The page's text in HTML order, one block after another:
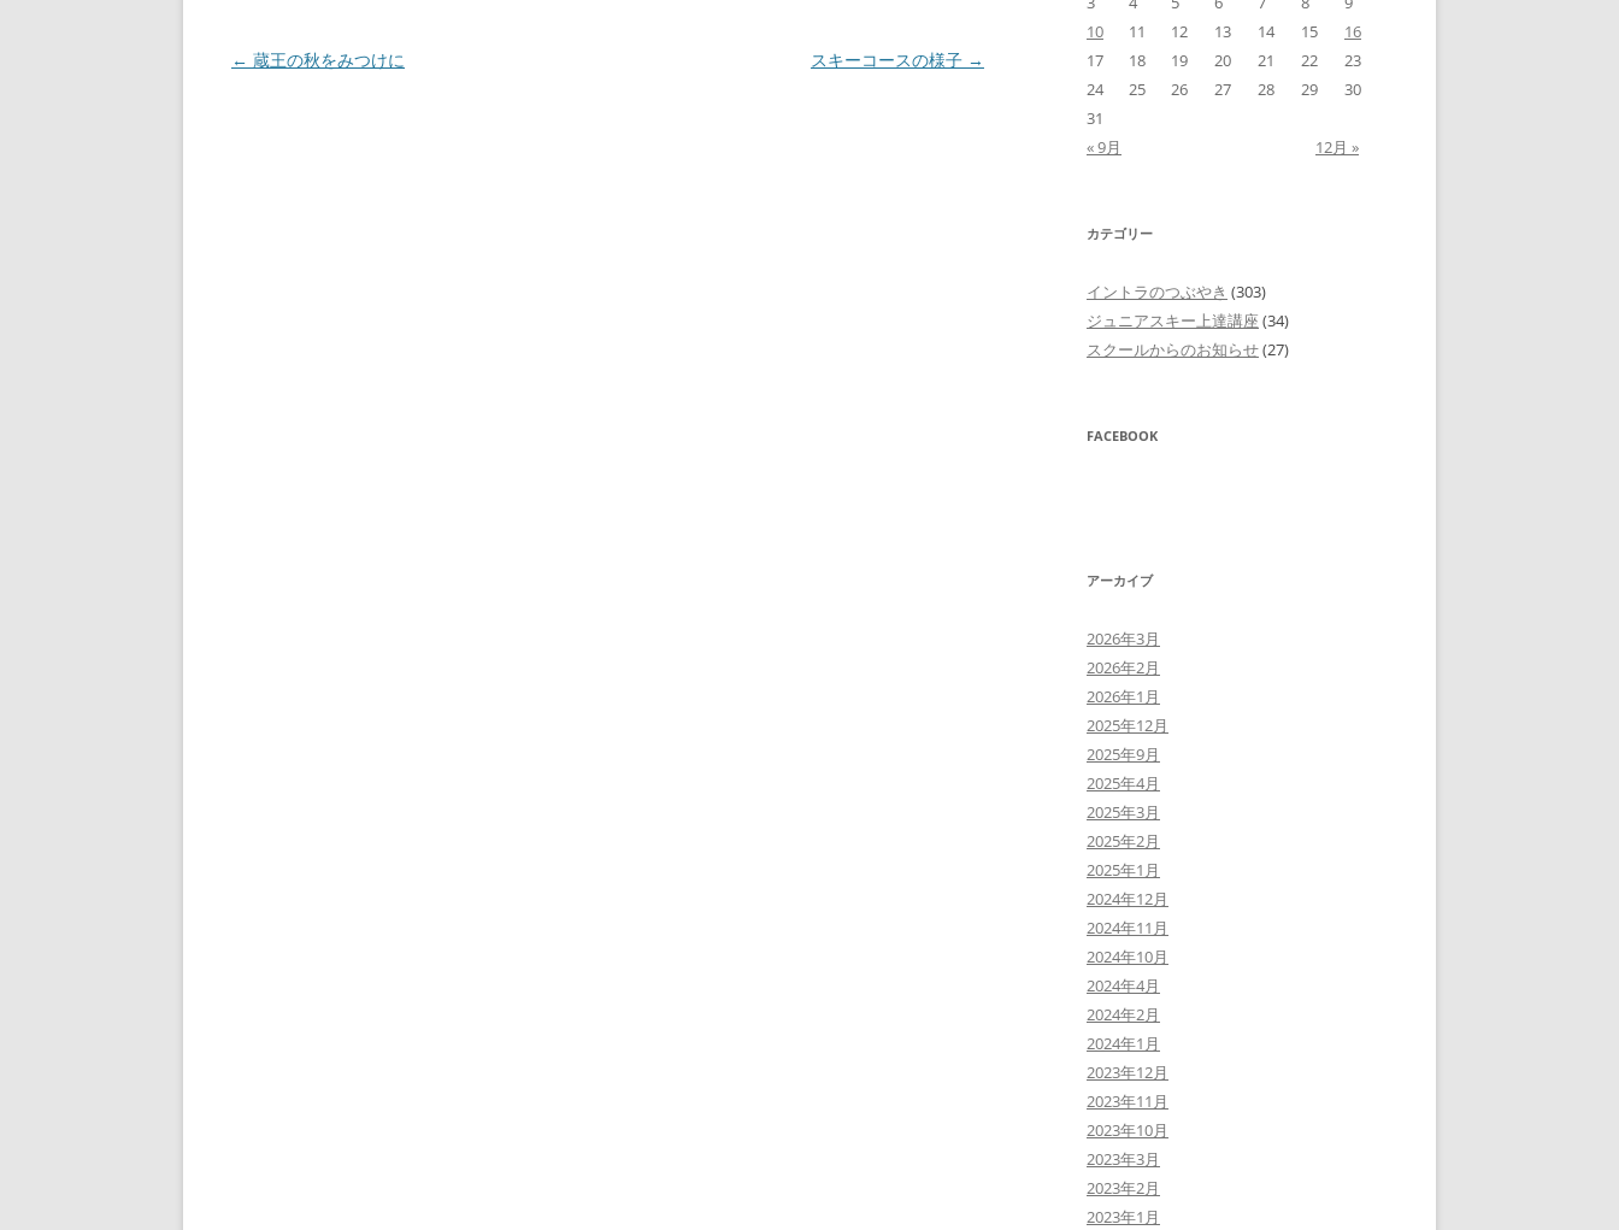
投
← 蔵王の秋をみつけに スキーコースの様子 →
10
11 12 13 14 15
16
17
18 19 20 21 22
23
24
25 26 27 28 29
30
31
« 9月
12月 »
カテゴリー
イントラのつぶやき (303)
ジュニアスキー上達講座 (34)
スクールからのお知らせ(27)
FACEBOOK
アーカイブ
2026年3月
2026年2月
2026年1月
2025年12月
2025年9月
2025年4月
2025年3月
2025年2月
2025年1月
2024年12月
2024年11月
2024年10月
2024年4月
2024年2月
2024年1月
2023年12月
2023年11月
2023年10月
2023年3月
2023年2月
2023年1月